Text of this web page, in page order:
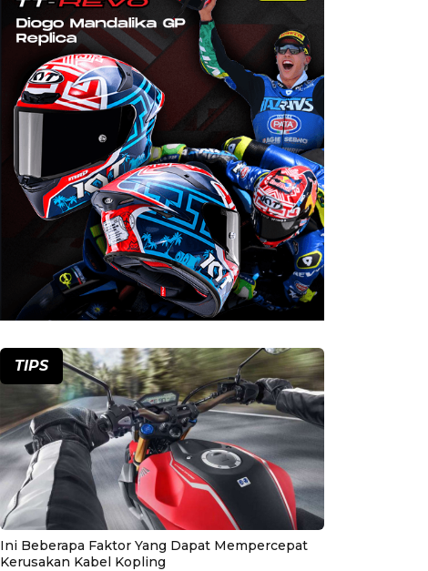
TIPS
Ini Beberapa Faktor Yang Dapat Mempercepat
Kerusakan Kabel Kopling